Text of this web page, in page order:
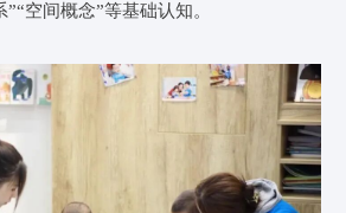
空间概念”等基础认知。